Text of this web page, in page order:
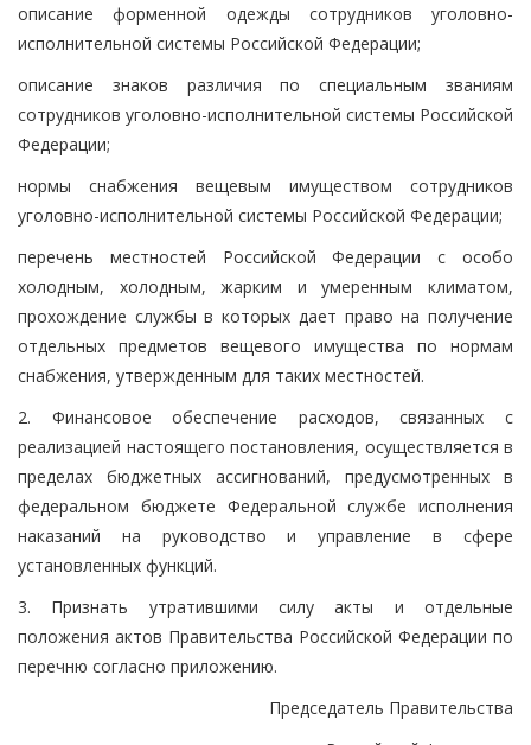
описание форменной одежды сотрудников уголовно-
исполнительной системы Российской Федерации;
описание знаков различия по специальным званиям
сотрудников уголовно-исполнительной системы Российской
Федерации;
нормы снабжения вещевым имуществом сотрудников
уголовно-исполнительной системы Российской Федерации;
перечень местностей Российской Федерации с особо
холодным, холодным, жарким и умеренным климатом,
прохождение службы в которых дает право на получение
отдельных предметов вещевого имущества по нормам
снабжения, утвержденным для таких местностей.
2. Финансовое обеспечение расходов, связанных с
реализацией настоящего постановления, осуществляется в
пределах бюджетных ассигнований, предусмотренных в
федеральном бюджете Федеральной службе исполнения
наказаний на руководство и управление в сфере
установленных функций.
3. Признать утратившими силу акты и отдельные
положения актов Правительства Российской Федерации по
перечню согласно приложению.
Председатель Правительства